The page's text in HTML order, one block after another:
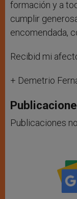
formación y a
cumplir
encomendada,
Recibid mi
+ Demetrio
Publicaciones